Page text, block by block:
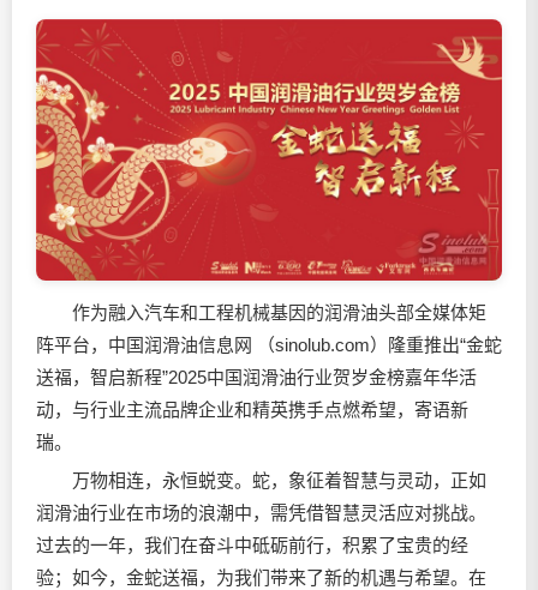
作为融入汽车和工程机械基因的润滑油头部全媒体矩
阵平台，中国润滑油信息网 （sinolub.com）隆重推出“金蛇
送福，智启新程”2025中国润滑油行业贺岁金榜嘉年华活
动，与行业主流品牌企业和精英携手点燃希望，寄语新
瑞。
万物相连，永恒蜕变。蛇，象征着智慧与灵动，正如
润滑油行业在市场的浪潮中，需凭借智慧灵活应对挑战。
过去的一年，我们在奋斗中砥砺前行，积累了宝贵的经
验；如今，金蛇送福，为我们带来了新的机遇与希望。在